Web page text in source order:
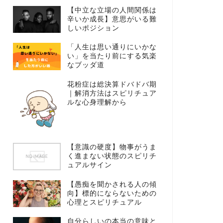
【中立な立場の人間関係は
辛いか成長】意思がいる難
しいポジション
「人生は思い通りにいかな
い」を当たり前にする気楽
なブッダ道
花粉症は総決算ドバドバ期
｜解消方法はスピリチュア
ルな心身理解から
【意識の硬度】物事がうま
く進まない状態のスピリチ
ュアルサイン
【愚痴を聞かされる人の傾
向】標的にならないための
心理とスピリチュアル
自分らしいの本当の意味と